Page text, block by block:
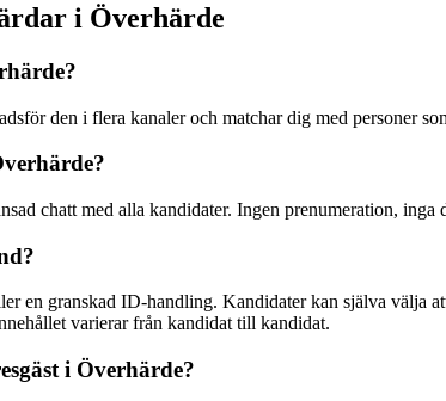
i Överhärde
den i flera kanaler och matchar dig med personer
chatt med alla kandidater. Ingen prenumeration, inga
en granskad ID-handling. Kandidater kan själva välja
varierar från kandidat till kandidat.
i Överhärde?